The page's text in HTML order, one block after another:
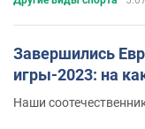
Завершились
игры-2023: на
Наши